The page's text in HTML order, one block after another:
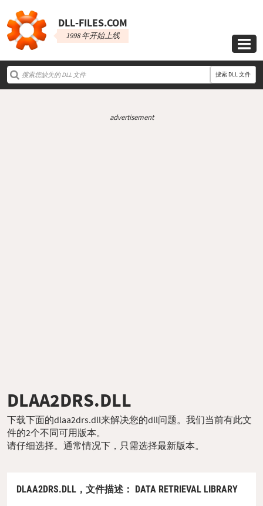
DLL‑FILES.COM
1998 年开始上线

搜索 DLL 文件
advertisement
DLAA2DRS.DLL
下载下面的dlaa2drs.dll来解决您的dll问题。我们当前有此文
件的2个不同可用版本。
请仔细选择。通常情况下，只需选择最新版本。
DLAA2DRS.DLL， 文件描述 ： DATA RETRIEVAL LIBRARY